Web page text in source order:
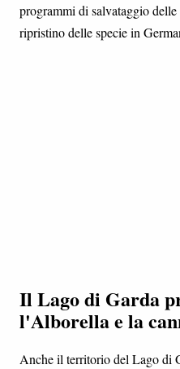
programmi di salvataggio
ripristino delle specie in
Il Lago di Garda
l'Alborella e la
Anche il territorio del Lago di